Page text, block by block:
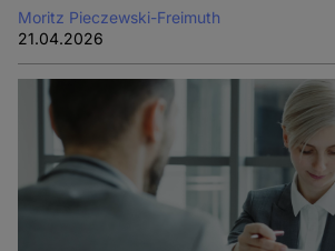
Moritz Pieczewski-Freimuth
21.04.2026